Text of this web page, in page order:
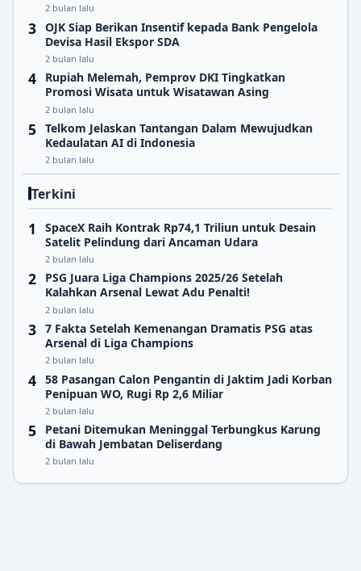
2 bulan lalu
OJK Siap Berikan Insentif kepada Bank Pengelola
Devisa Hasil Ekspor SDA
2 bulan lalu
Rupiah Melemah, Pemprov DKI Tingkatkan
Promosi Wisata untuk Wisatawan Asing
2 bulan lalu
Telkom Jelaskan Tantangan Dalam Mewujudkan
Kedaulatan AI di Indonesia
2 bulan lalu
Terkini
SpaceX Raih Kontrak Rp74,1 Triliun untuk Desain
Satelit Pelindung dari Ancaman Udara
2 bulan lalu
PSG Juara Liga Champions 2025/26 Setelah
Kalahkan Arsenal Lewat Adu Penalti!
2 bulan lalu
7 Fakta Setelah Kemenangan Dramatis PSG atas
Arsenal di Liga Champions
2 bulan lalu
58 Pasangan Calon Pengantin di Jaktim Jadi Korban
Penipuan WO, Rugi Rp 2,6 Miliar
2 bulan lalu
Petani Ditemukan Meninggal Terbungkus Karung
di Bawah Jembatan Deliserdang
2 bulan lalu